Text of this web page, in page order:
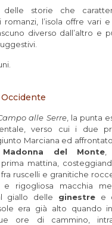
delle storie che
romanzi, l’isola offre vari
diverso dall’altro e
alle Serre, la punta
verso cui i due
Marciana ed
Madonna del Monte,
mattina,
ruscelli e granitiche
rigogliosa macchia
giallo delle ginestree
era già alto quando in
ore di cammino,